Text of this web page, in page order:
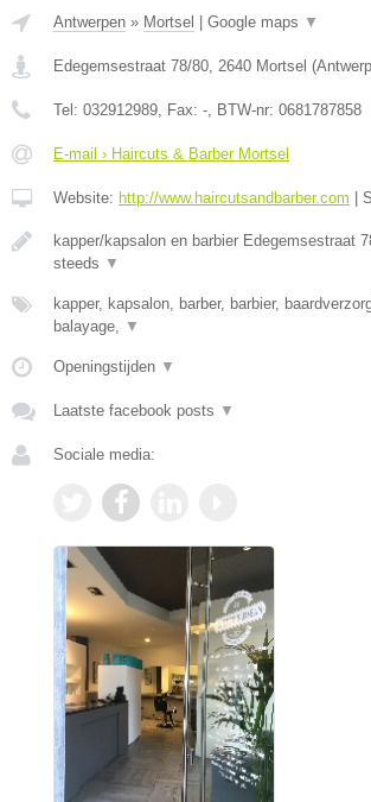
Antwerpen » Mortsel Google maps ▼
Edegemsestraat 78/80, 2640 Mortsel (
Tel: 032912989, Fax: -, BTW-nr: 0681787858
E-mail › Haircuts & Barber Mortsel
Website: http://www.haircutsandbarber.com
kapper/kapsalon en barbier Edegemsestraat
steeds ▼
kapper, kapsalon, barber, barbier,
balayage, ▼
Openingstijden ▼
Laatste facebook posts ▼
Sociale media: